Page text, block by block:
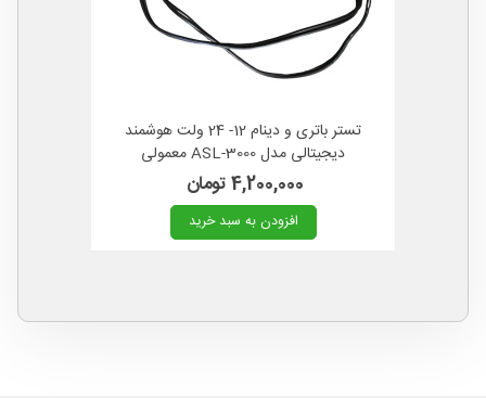
تستر باتری و دینام 12- 24 ولت هوشمند
دیجیتالی مدل ASL-3000 معمولی
4,200,000 تومان
افزودن به سبد خرید